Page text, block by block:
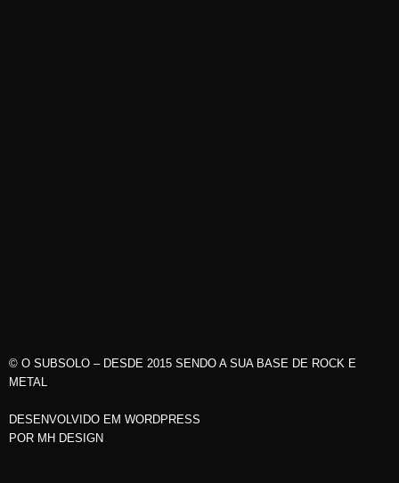
© O SUBSOLO – DESDE 2015 SENDO A SUA BASE DE ROCK E
METAL
DESENVOLVIDO EM WORDPRESS
POR MH DESIGN